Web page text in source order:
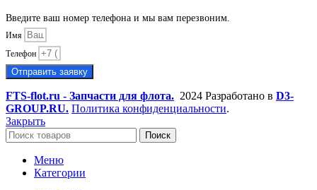
Введите ваш номер телефона и мы вам перезвоним.
Имя
Телефон
Отправить заявку
FTS-flot.ru - Запчасти для флота. 2024 Разработано в D3-
GROUP.RU. Политика конфиденциальности.
Закрыть
Поиск
Меню
Категории